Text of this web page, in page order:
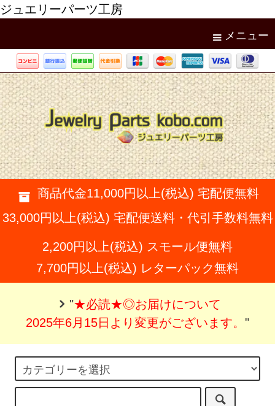
ジュエリーパーツ工房
メニュー
商品代金11,000円以上(税込) 宅配便無料
33,000円以上(税込) 宅配便送料・代引手数料無料
2,200円以上(税込) スモール便無料
7,700円以上(税込) レターパック無料
"★必読★◎お届けについて
2025年6月15日より変更がございます。 "